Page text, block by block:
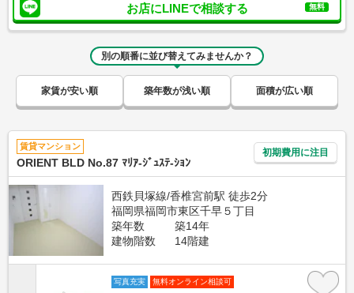
お店にLINEで相談する 無料
別の順番に並び替えてみませんか？
家賃が安い順 築年数が浅い順 面積が広い順
賃貸マンション
ORIENT BLD No.87 ﾏﾘｱ-ｼﾞｭｽﾃ-ｼｮﾝ
初期費用に注目
西鉄貝塚線/香椎宮前駅 徒歩2分
福岡県福岡市東区千早５丁目
築年数
築14年
建物階数
14階建
写真充実 無料オンライン相談可